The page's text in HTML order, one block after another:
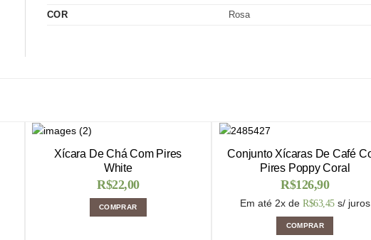
COR
Rosa
Xícara De Chá Com Pires
White
R$22,00
COMPRAR
Conjunto Xícaras De Café
Pires Poppy Coral
R$126,90
Em até 2x de R$63,45 s/ juros
COMPRAR